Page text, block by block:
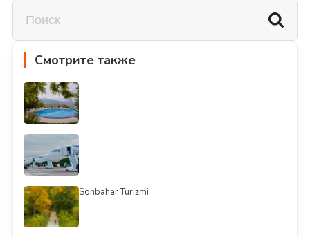
Смотрите также
Sonbahar Turizmi